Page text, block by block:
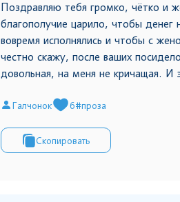
Поздравляю тебя громко, чётко и
благополучие царило, чтобы
вовремя исполнялись и чтобы с
честно скажу, после ваших
довольная, на меня не кричащая. И
Галчонок 6#проза
Скопировать